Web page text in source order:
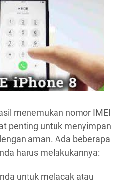
menemukan nomor IMEI
penting untuk menyimpan
aman. Ada beberapa
harus melakukannya:
untuk melacak atau